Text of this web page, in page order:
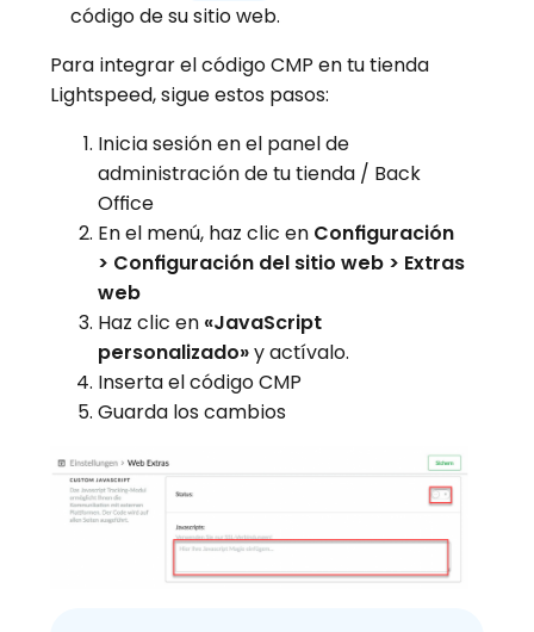
código de su sitio web.
Para integrar el código CMP en tu tienda
Lightspeed, sigue estos pasos:
Inicia sesión en el panel de
administración de tu tienda / Back
Office
En el menú, haz clic en Configuración
> Configuración del sitio web > Extras
web
Haz clic en «JavaScript
personalizado»y actívalo.
Inserta el código CMP
Guarda los cambios